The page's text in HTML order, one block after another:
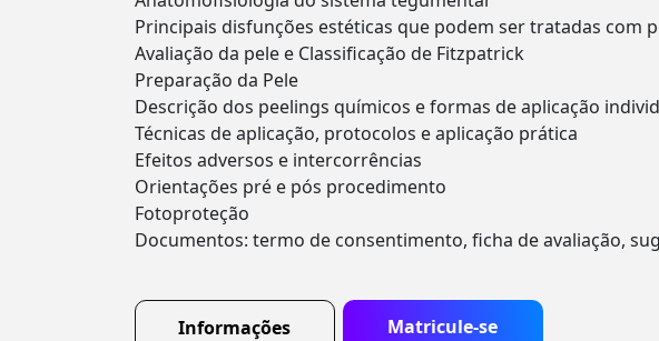
Principais disfunções estéticas que podem ser tratadas com
Avaliação da pele e Classificação de Fitzpatrick
Preparação da Pele
Descrição dos peelings químicos e formas de aplicação
Técnicas de aplicação, protocolos e aplicação prática
Efeitos adversos e intercorrências
Orientações pré e pós procedimento
Fotoproteção
Documentos: termo de consentimento, ficha de avaliação,
Informações Matricule-se